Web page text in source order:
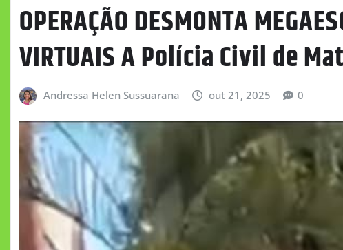
OPERAÇÃO DESMONTA
VIRTUAIS A Polícia Civil de
Andressa Helen Sussuarana out 21, 2025 0